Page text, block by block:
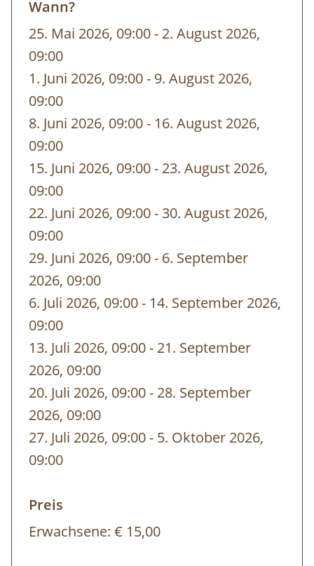
Charakter: Rundtour auf Pfaden und Steigen
(300 Hm im Aufstieg | 800 Hm im Abstieg)
Dauer: ca. 6 Std.; davon 5 Std. reine Gehzeit
Termine: jeden Montag von 01.07. -
09.09.2024
Treffpunkt: 09:00 Uhr | Steinmännchen am
Kassavorplatz der Gletscherbahn
Unkostenbeitrag: Erwachsene € 15,00 -
Gäste der Naturpark-Partnerbetriebe, sowie
Naturpark-Mitglieder kostenlos
Bergfahrt Sommerbergbahn: € 17,00 - muss
separat bezahlt werden
Allgemeines:
Einkehrmöglichkeiten: Tuxer-Joch-Haus
Teilnehmerzahl: Maximal 9 | Anmeldung
Anfahrt (Buslinie 4104): Abfahrt 08:10 Uhr
Mayrhofen Bahnhof - Ankunft 08:50 Uhr
Wann?
25. Mai 2026, 09:00- bis
2. August 2026,
09:00
1. Juni 2026, 09:00- bis
9. August 2026,
09:00
8. Juni 2026, 09:00- bis
16. August 2026,
09:00
15. Juni 2026, 09:00- bis
23. August 2026,
09:00
22. Juni 2026, 09:00- bis
30. August 2026,
09:00
29. Juni 2026, 09:00- bis
6. September
2026, 09:00
6. Juli 2026, 09:00- bis
14. September 2026,
09:00
13. Juli 2026, 09:00- bis
21. September
2026, 09:00
20. Juli 2026, 09:00- bis
28. September
2026, 09:00
27. Juli 2026, 09:00- bis
5. Oktober 2026,
09:00
Preis
Erwachsene: € 15,00